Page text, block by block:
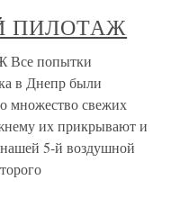
ПИЛОТАЖ
попытки
в Днепр были
множество свежих
их прикрывают и
5-й воздушной